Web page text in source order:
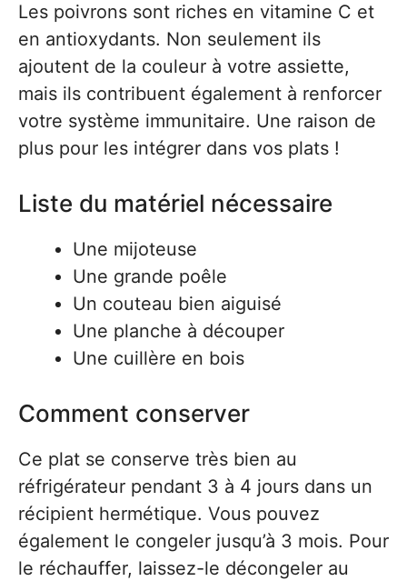
Les poivrons sont riches en vitamine C et
en antioxydants. Non seulement ils
ajoutent de la couleur à votre assiette,
mais ils contribuent également à renforcer
votre système immunitaire. Une raison de
plus pour les intégrer dans vos plats !
Liste du matériel nécessaire
Une mijoteuse
Une grande poêle
Un couteau bien aiguisé
Une planche à découper
Une cuillère en bois
Comment conserver
Ce plat se conserve très bien au
réfrigérateur pendant 3 à 4 jours dans un
récipient hermétique. Vous pouvez
également le congeler jusqu’à 3 mois. Pour
le réchauffer, laissez-le décongeler au